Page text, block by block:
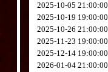
2025-10-05 21:00:00
2025-10-19 19:00:00
2025-10-26 21:00:00
2025-11-23 19:00:00
2025-12-14 19:00:00
2026-01-04 21:00:00